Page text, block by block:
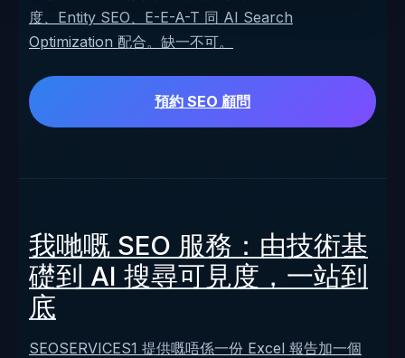
度、Entity SEO、E-E-A-T 同 AI Search
Optimization 配合。缺一不可。
預約 SEO 顧問
我哋嘅 SEO 服務：由技術基
礎到 AI 搜尋可見度，一站到
底
SEOSERVICES1 提供嘅唔係一份 Excel 報告加一個